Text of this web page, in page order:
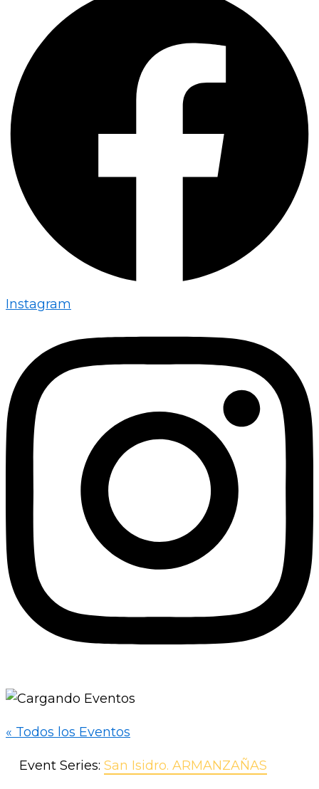
Instagram
« Todos los Eventos
Event Series: San Isidro. ARMANZAÑAS